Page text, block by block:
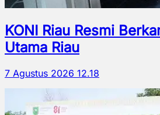
KONI Riau Resmi
Utama Riau
7 Agustus 2026 12.18